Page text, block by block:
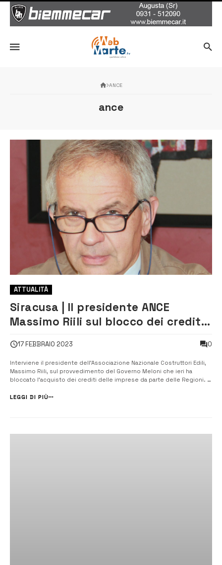
ANCE
ance
ATTUALITÀ
Siracusa | Il presidente ANCE
Massimo Riili sul blocco dei crediti.
collasso
17 FEBBRAIO 2023 0
Interviene il presidente dell’Associazione Nazionale Costruttori Edili,
Massimo Riili, sul provvedimento del Governo Meloni che ieri ha
bloccato l’acquisto dei crediti delle imprese da parte delle Regioni. Il
sono state bloccate le cessioni dei crediti di tutti i bonus fisca...
LEGGI DI PIÙ